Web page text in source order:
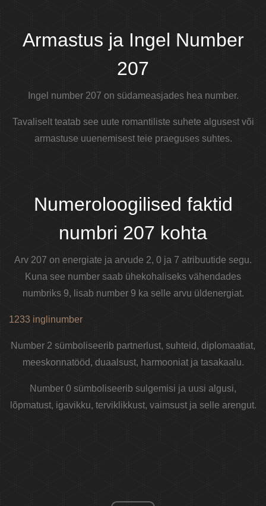
Armastus ja Ingel Number
207
Ingel number 207 on südameasjades hea number.
Tavaliselt teatab see uute romantiliste suhete algusest või
armastuse uuenemisest teie praeguses suhtes.
Numeroloogilised faktid
numbri 207 kohta
Arv 207 on energiate ja arvude 2, 0 ja 7 atribuutide segu.
Kuna see number saab ühekohaliseks vähendades
numbriks 9, lisab number 9 ka selle arvu üldenergiat.
1233 inglinumber
Number 2 sümboliseerib partnerlust, suhteid, diplomaatiat,
meeskonnatööd, duaalsust, harmooniat ja tasakaalu.
Number 0 sümboliseerib sulgemisi ja uusi algusi,
lõpmatust, igavikku, terviklikkust, vaimsust ja selle arengut.